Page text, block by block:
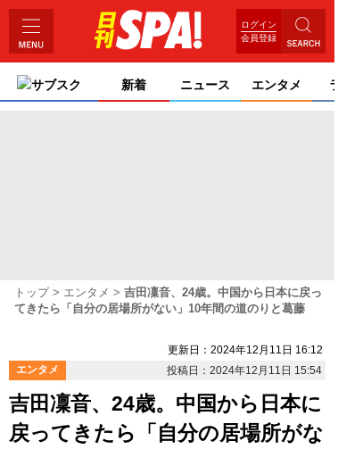
ログイン
会員登録
サブスク 新着 ニュース エンタメ
トップ エンタメ
吉田凜音、24歳。中国から日本に戻っ
てきたら「自分の居場所がない」10年間の道のりと葛藤
更新日：2024年12月11日 16:12
エンタメ
投稿日：2024年12月11日 15:54
吉田凜音、24歳。中国から日本に
戻ってきたら「自分の居場所がな